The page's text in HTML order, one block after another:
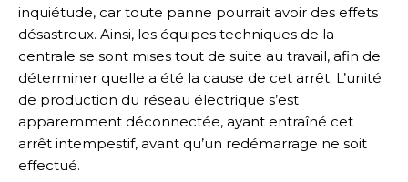
inquiétude, car toute panne pourrait avoir des effets
désastreux. Ainsi, les équipes techniques de la
centrale se sont mises tout de suite au travail, afin de
déterminer quelle a été la cause de cet arrêt. L’unité
de production du réseau électrique s’est
apparemment déconnectée, ayant entraîné cet
arrêt intempestif, avant qu’un redémarrage ne soit
effectué.